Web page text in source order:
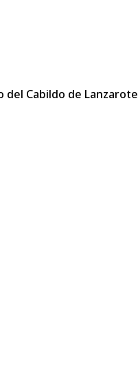
del Cabildo de Lanzarote